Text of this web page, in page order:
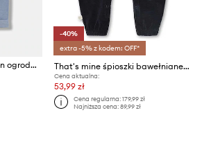
United Colors of Benetton ogrodniczki niemowlęce
-40%
extra -5% z kodem: OFF*
That's mine śpioszki bawełniane niemowlęce Konrad
Cena aktualna:
53,99 zł
Cena regularna:179,99 zł
Najniższa cena:89,99 zł